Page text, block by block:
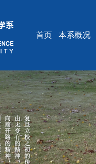
首页 本系概况